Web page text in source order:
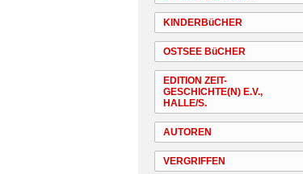
KINDERBüCHER
OSTSEE BüCHER
EDITION ZEIT-
GESCHICHTE(N) E.V.,
HALLE/S.
AUTOREN
VERGRIFFEN